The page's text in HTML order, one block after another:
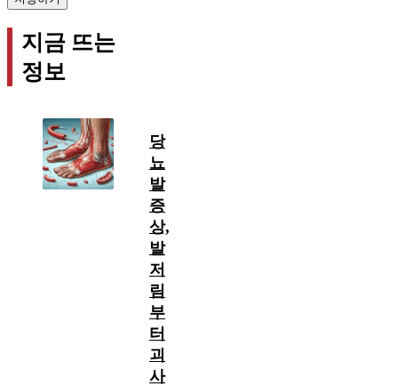
지금 뜨는
정보
당
뇨
발
증
상,
발
저
림
부
터
괴
사